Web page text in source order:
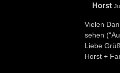
Horst
Vielen
sehen
Liebe
Horst +